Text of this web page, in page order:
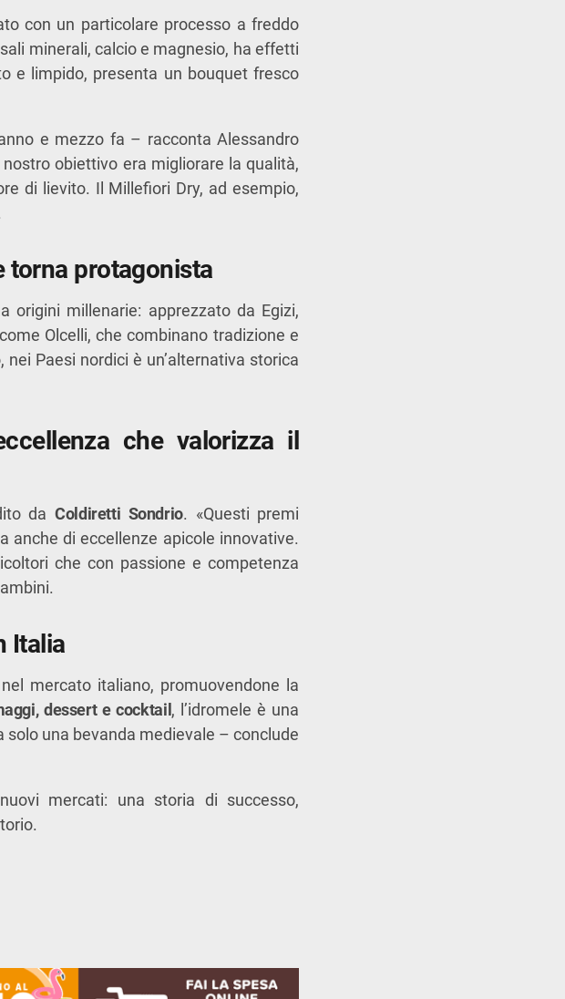
con un particolare processo a freddo
minerali, calcio e magnesio, ha effetti
e limpido, presenta un bouquet fresco
e mezzo fa – racconta Alessandro
obiettivo era migliorare la qualità,
di lievito. Il Millefiori Dry, ad esempio,
torna protagonista
origini millenarie: apprezzato da Egizi,
Olcelli, che combinano tradizione e
Paesi nordici è un’alternativa storica
che valorizza il
da Coldiretti Sondrio. «Questi premi
anche di eccellenze apicole innovative.
che con passione e competenza
Italia
mercato italiano, promuovendone la
dessert e cocktail , l’idromele è una
una bevanda medievale – conclude
mercati: una storia di successo,